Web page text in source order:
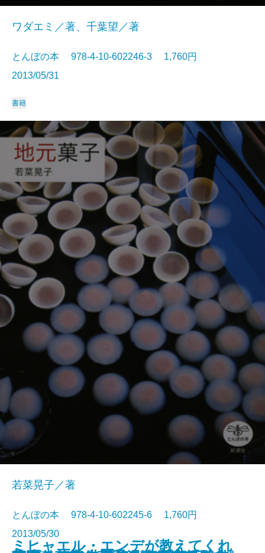
ミヒャエル・エンデが教えてくれ
ワダエミ／著、千葉望／著
とんぼの本 978-4-10-602246-3 1,760円
2013/05/31
書籍
若菜晃子／著
とんぼの本 978-4-10-602245-6 1,760円
2013/05/30